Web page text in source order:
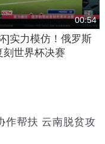
00:54
]实力模仿！俄罗斯
刻世界杯决赛
作帮扶 云南脱贫攻